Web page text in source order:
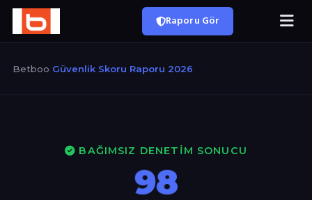
Raporu Gör
Betboo Güvenlik Skoru Raporu 2026
BAĞIMSIZ DENETIM SONUCU
98